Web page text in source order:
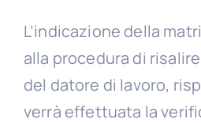
L’indicazione della
alla procedura di
del datore di lavoro,
verrà effettuata la